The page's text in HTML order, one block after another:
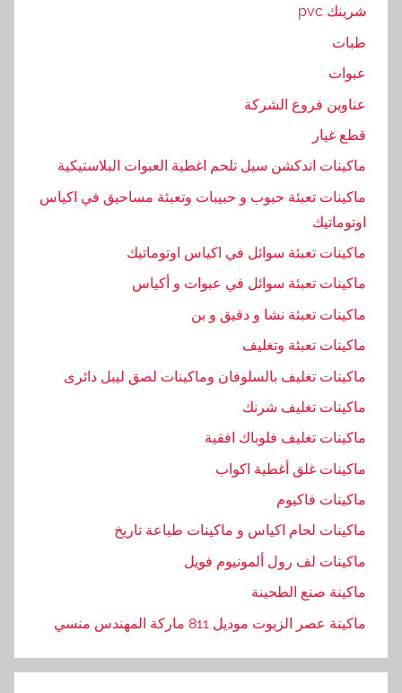
ا
ك
ة
شرينك pvc
طبات
عبوات
عناوين فروع الشركة
قطع غيار
ماكينات اندكشن سيل تلحم اغطية العبوات البلاستيكية
ماكينات تعبئة حبوب و حبيبات وتعبئة مساحيق في اكياس
اوتوماتيك
ماكينات تعبئة سوائل في اكياس اوتوماتيك
ماكينات تعبئة سوائل في عبوات و أكياس
ماكينات تعبئة نشا و دقيق و بن
ماكينات تعبئة وتغليف
ماكينات تغليف بالسلوفان وماكينات لصق ليبل دائرى
ماكينات تغليف شرنك
ماكينات تغليف فلوباك افقية
ماكينات غلق أغطية اكواب
ماكينات فاكيوم
ماكينات لحام اكياس و ماكينات طباعة تاريخ
ماكينات لف رول ألمونيوم فويل
ماكينة صنع الطحينة
ماكينة عصر الزيوت موديل 811 ماركة المهندس منسي